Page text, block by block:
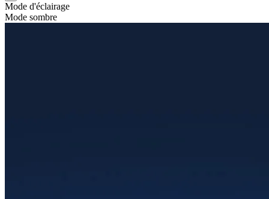
Mode d'éclairage
Mode sombre